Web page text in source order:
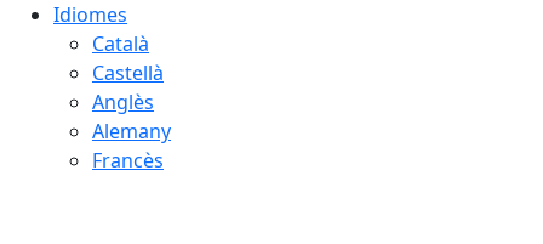
Idiomes
Català
Castellà
Anglès
Alemany
Francès